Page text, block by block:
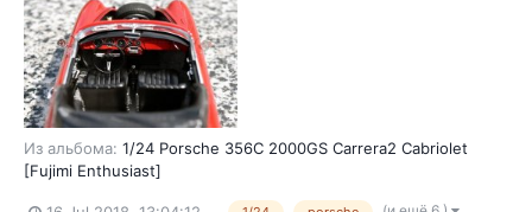
Из альбома: 1/24 Porsche 356C 2000GS Carrera2 Cabriolet
[Fujimi Enthusiast]